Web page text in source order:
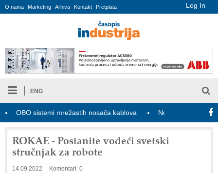
Log In
O nama Marketing Arhiva Kontakt Pretplata
ENG
sistemi mrežastih nosača kablova Novi zakon o
ROKAE - Postanite vodeći svetski
stručnjak za robote
14.09.2022 Komentari: 0